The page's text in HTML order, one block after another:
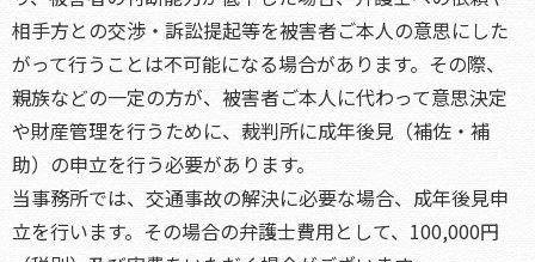
相手方との交渉・訴訟提起等を被害者ご本人の意思にした
がって行うことは不可能になる場合があります。その際、
親族などの一定の方が、被害者ご本人に代わって意思決定
や財産管理を行うために、裁判所に成年後見（補佐・補
助）の申立を行う必要があります。
当事務所では、交通事故の解決に必要な場合、成年後見申
立を行います。その場合の弁護士費用として、100,000円